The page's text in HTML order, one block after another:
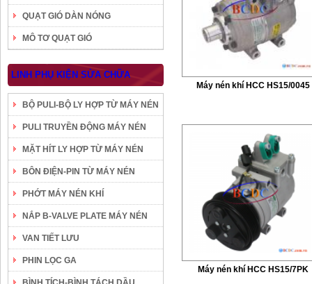
QUẠT GIÓ DÀN NÓNG
MÔ TƠ QUẠT GIÓ
LINH PHỤ KIỆN SỬA CHỮA
BỘ PULI-BỘ LY HỢP TỪ MÁY NÉN
PULI TRUYỀN ĐỘNG MÁY NÉN
MẶT HÍT LY HỢP TỪ MÁY NÉN
BÔN ĐIỆN-PIN TỪ MÁY NÉN
PHỚT MÁY NÉN KHÍ
NẮP B-VALVE PLATE MÁY NÉN
VAN TIẾT LƯU
PHIN LỌC GA
Máy nén khí HCC HS15/0045
Máy nén khí HCC HS15/7PK